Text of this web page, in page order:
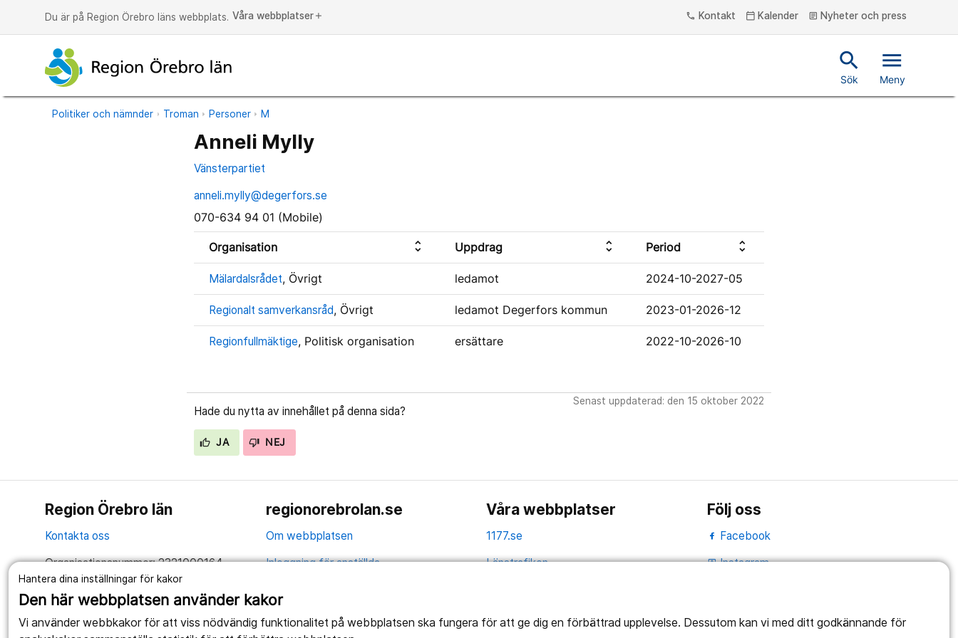
Hantera dina inställningar för kakor
Den här webbplatsen använder kakor
Vi använder webbkakor för att viss nödvändig funktionalitet på webbplatsen ska fungera för att ge dig en förbättrad upplevelse. Dessutom kan vi med ditt godkännande för
Du är på Region Örebro läns webbplats. Våra webbplatser add phone Kontakt calendar_today Kalender article Nyheter och press
search
Sök
menu
Meny
Politiker och nämnder Troman Personer M
Anneli Mylly
Vänsterpartiet
anneli.mylly@degerfors.se
070-634 94 01 (Mobile)
Organisation unfold_more Uppdrag unfold_more Period unfold_more
Mälardalsrådet, Övrigt ledamot 2024-10-2027-05
Regionalt samverkansråd, Övrigt ledamot Degerfors kommun 2023-01-2026-12
Regionfullmäktige, Politisk organisation ersättare 2022-10-2026-10
Hade du nytta av innehållet på denna sida?
JA NEJ
Senast uppdaterad: den 15 oktober 2022
Region Örebro län
Kontakta oss
Organisationsnummer: 2321000164
regionorebrolan.se
Om webbplatsen
Inloggning för anställda
Anslagstavla
Våra webbplatser
1177.se
Länstrafiken
Utveckling
Följ oss
Facebook
portraitInstagram